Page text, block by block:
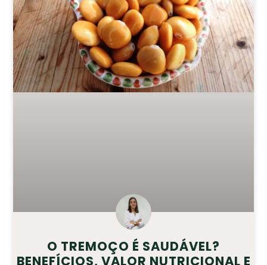
O TREMOÇO É SAUDÁVEL?
BENEFÍCIOS, VALOR NUTRICIONAL E